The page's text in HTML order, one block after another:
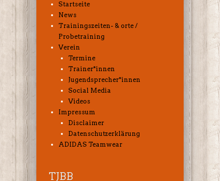
Startseite
News
Trainingszeiten- & orte /
Probetraining
Verein
Termine
Trainer*innen
Jugendsprecher*innen
Social Media
Videos
Impressum
Disclaimer
Datenschutzerklärung
ADIDAS Teamwear
TJBB